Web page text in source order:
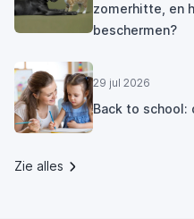
zomerhitte, en
beschermen?
29 jul 2026
Back to school:
Zie alles